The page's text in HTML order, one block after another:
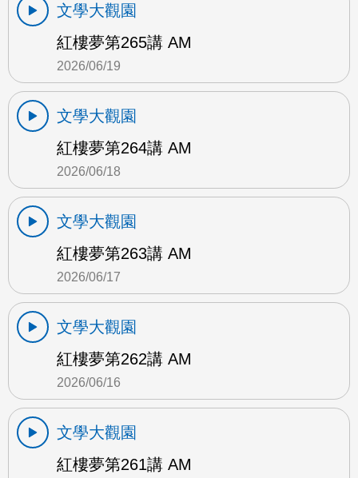
文學大觀園
紅樓夢第265講 AM
2026/06/19
文學大觀園
紅樓夢第264講 AM
2026/06/18
文學大觀園
紅樓夢第263講 AM
2026/06/17
文學大觀園
紅樓夢第262講 AM
2026/06/16
文學大觀園
紅樓夢第261講 AM